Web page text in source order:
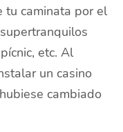
tu caminata por el
etc. Al
un casino
cambiado